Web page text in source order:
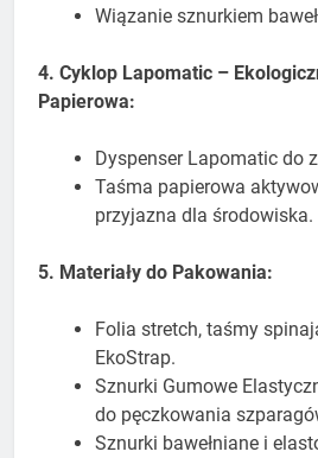
Wiązanie sznurkiem
4. Cyklop Lapomatic –
Papierowa:
Dyspenser Lapomatic do
Taśma papierowa
przyjazna dla środowiska.
5. Materiały do Pakowania:
Folia stretch, taśmy
EkoStrap.
Sznurki Gumowe
do pęczkowania
Sznurki bawełniane i